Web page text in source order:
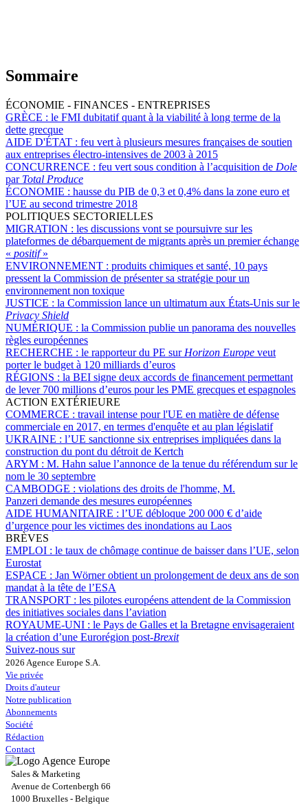
Sommaire
ÉCONOMIE - FINANCES - ENTREPRISES
GRÈCE : le FMI dubitatif quant à la viabilité à long terme de la
dette grecque
AIDE D'ÉTAT : feu vert à plusieurs mesures françaises de soutien
aux entreprises électro-intensives de 2003 à 2015
CONCURRENCE : feu vert sous condition à l’acquisition de Dole
par Total Produce
ÉCONOMIE : hausse du PIB de 0,3 et 0,4% dans la zone euro et
l’UE au second trimestre 2018
POLITIQUES SECTORIELLES
MIGRATION : les discussions vont se poursuivre sur les
plateformes de débarquement de migrants après un premier échange
« positif»
ENVIRONNEMENT : produits chimiques et santé, 10 pays
pressent la Commission de présenter sa stratégie pour un
environnement non toxique
JUSTICE : la Commission lance un ultimatum aux États-Unis sur le
Privacy Shield
NUMÉRIQUE : la Commission publie un panorama des nouvelles
règles européennes
RECHERCHE : le rapporteur du PE sur Horizon Europe veut
porter le budget à 120 milliards d’euros
RÉGIONS : la BEI signe deux accords de financement permettant
de lever 700 millions d’euros pour les PME grecques et espagnoles
ACTION EXTÉRIEURE
COMMERCE : travail intense pour l'UE en matière de défense
commerciale en 2017, en termes d'enquête et au plan législatif
UKRAINE : l’UE sanctionne six entreprises impliquées dans la
construction du pont du détroit de Kertch
ARYM : M. Hahn salue l’annonce de la tenue du référendum sur le
nom le 30 septembre
CAMBODGE : violations des droits de l'homme, M.
Panzeri demande des mesures européennes
AIDE HUMANITAIRE : l’UE débloque 200 000 € d’aide
d’urgence pour les victimes des inondations au Laos
BRÈVES
EMPLOI : le taux de chômage continue de baisser dans l’UE, selon
Eurostat
ESPACE : Jan Wörner obtient un prolongement de deux ans de son
mandat à la tête de l’ESA
TRANSPORT : les pilotes européens attendent de la Commission
des initiatives sociales dans l’aviation
ROYAUME-UNI : le Pays de Galles et la Bretagne envisageraient
la création d’une Eurorégion post-Brexit
Suivez-nous sur
2026 Agence Europe S.A.
Vie privée
Droits d'auteur
Notre publication
Abonnements
Société
Rédaction
Contact
Sales & Marketing
Avenue de Cortenbergh 66
1000 Bruxelles - Belgique